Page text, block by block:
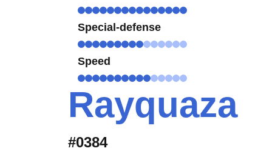
Special-defense
Speed
Rayquaza
#0384